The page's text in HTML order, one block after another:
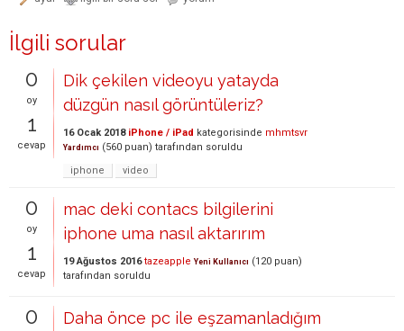
İlgili sorular
0
oy
1
cevap
Dik çekilen videoyu yatayda
düzgün nasıl görüntüleriz?
16 Ocak 2018 iPhone / iPad kategorisinde mhmtsvr
Yardımcı (560 puan) tarafından soruldu
iphone
video
0
oy
1
cevap
mac deki contacs bilgilerini
iphone uma nasıl aktarırım
19 Ağustos 2016 tazeapple Yeni Kullanıcı (120 puan)
tarafından soruldu
0
Daha önce pc ile eşzamanladığım